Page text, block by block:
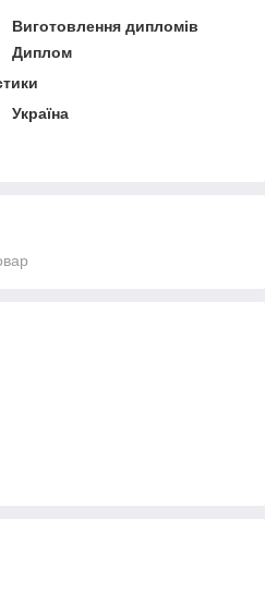
Виготовлення дипломів
Диплом
Україна